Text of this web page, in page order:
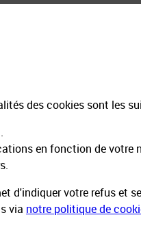
des cookies sont les
en fonction de votre
d'indiquer votre refus et
via notre politique de
Les